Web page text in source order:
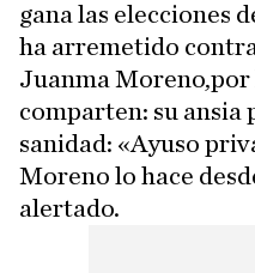
gana las elecciones
ha arremetido
Juanma Moreno,por
comparten: su ansia
sanidad: «Ayuso
Moreno lo hace
alertado.